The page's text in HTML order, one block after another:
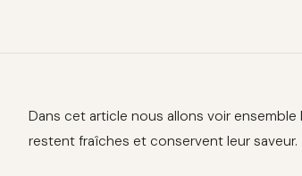
Dans cet article nous allons voir
restent fraîches et conservent leur saveur.